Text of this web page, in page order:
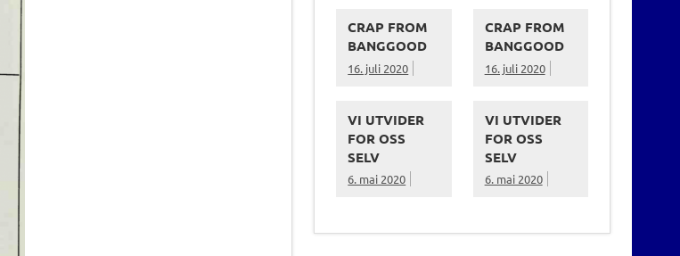
CRAP FROM
BANGGOOD
16. juli 2020
VI UTVIDER
FOR OSS
SELV
6. mai 2020
CRAP FROM
BANGGOOD
16. juli 2020
VI UTVIDER
FOR OSS
SELV
6. mai 2020